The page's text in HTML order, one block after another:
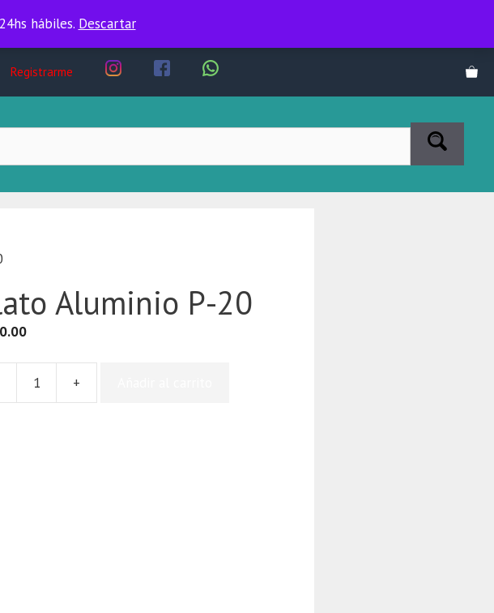
las 24hs hábiles.
hábiles. Descartar
Registrarme
Aluminio P-20
+